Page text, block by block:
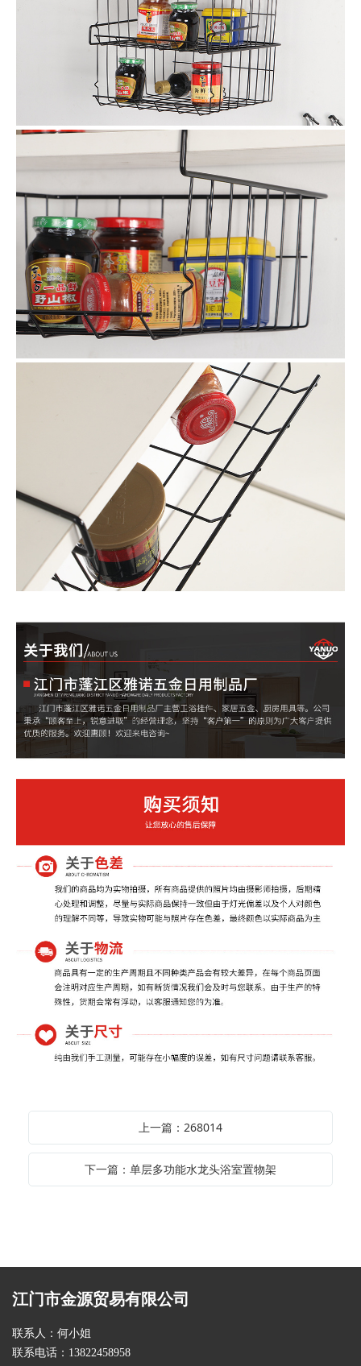
上一篇：268014
下一篇：单层多功能水龙头浴室置物架
江门市金源贸易有限公司
联系人：何小姐
联系电话：13822458958